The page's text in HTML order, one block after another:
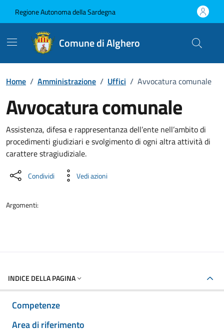
Regione Autonoma della Sardegna
Comune di Alghero
Home / Amministrazione / Uffici / Avvocatura comunale
Avvocatura comunale
Dettaglio dell'unità
Assistenza, difesa e rappresentanza dell’ente nell’ambito di
procedimenti giudiziari e svolgimento di ogni altra attività di
carattere stragiudiziale.
Condividi Vedi azioni
Argomenti:
INDICE DELLA PAGINA
Competenze
Area di riferimento